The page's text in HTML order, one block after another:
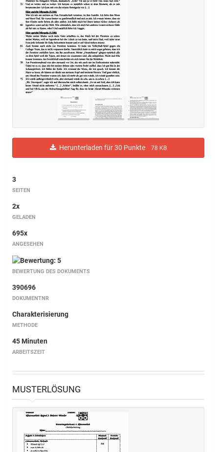
Herunterladen für 30 Punkte 78 KB
3
SEITEN
2x
GELADEN
695x
ANGESEHEN
BEWERTUNG DES DOKUMENTS
390696
DOKUMENTNR
Charakterisierung
METHODE
45 Minuten
ARBEITSZEIT
MUSTERLÖSUNG